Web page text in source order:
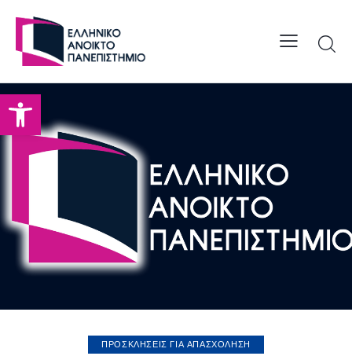
Open toolbar
ΠΡΟΣΚΛΗΣΕΙΣ ΓΙΑ ΑΠΑΣΧΟΛΗΣΗ